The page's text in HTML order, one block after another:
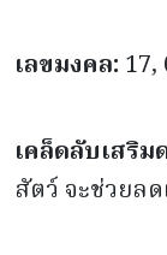
เลขมงคล: 17,
เคล็ดลับเสริม
สัตว์ จะช่วยล